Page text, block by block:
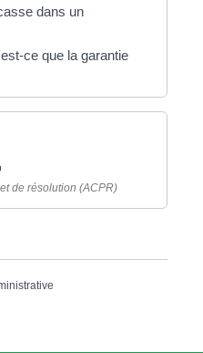
dans un
ce que la garantie
de résolution (ACPR)